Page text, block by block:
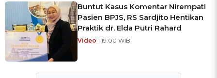
Buntut Kasus Komentar Nirempati
Pasien BPJS, RS Sardjito Hentikan
Praktik dr. Elda Putri Rahard
Video | 19:00 WIB